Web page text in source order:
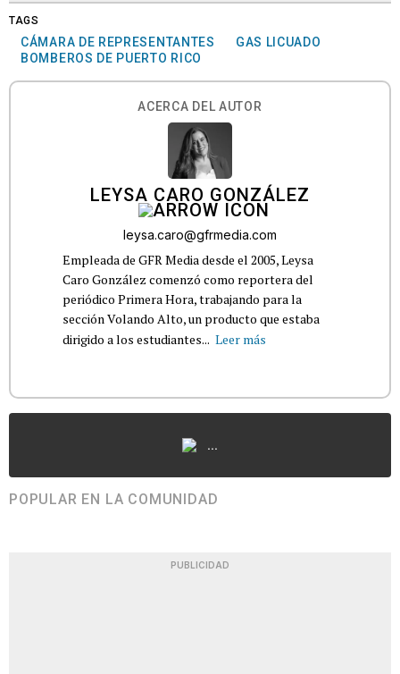
TAGS
CÁMARA DE REPRESENTANTES
GAS LICUADO
BOMBEROS DE PUERTO RICO
ACERCA DEL AUTOR
LEYSA CARO GONZÁLEZ
leysa.caro@gfrmedia.com
Empleada de GFR Media desde el 2005, Leysa
Caro González comenzó como reportera del
periódico Primera Hora, trabajando para la
sección Volando Alto, un producto que estaba
dirigido a los estudiantes... Leer más
...
POPULAR EN LA COMUNIDAD
PUBLICIDAD